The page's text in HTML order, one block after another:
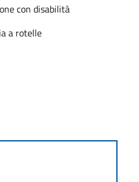
con disabilità
a rotelle